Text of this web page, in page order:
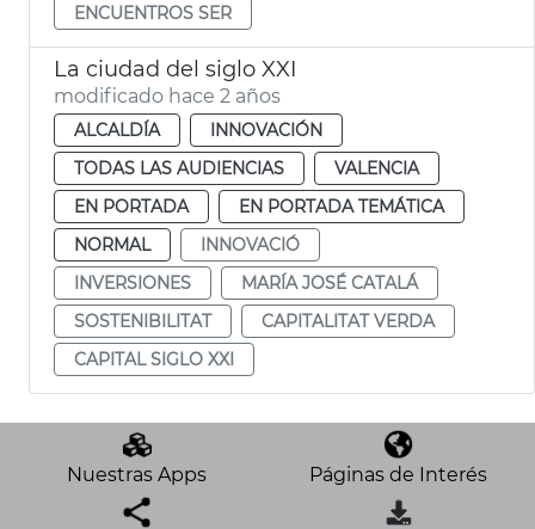
ENCUENTROS SER
La ciudad del siglo XXI
modificado hace 2 años
ALCALDÍA
INNOVACIÓN
TODAS LAS AUDIENCIAS
VALENCIA
EN PORTADA
EN PORTADA TEMÁTICA
NORMAL
INNOVACIÓ
INVERSIONES
MARÍA JOSÉ CATALÁ
SOSTENIBILITAT
CAPITALITAT VERDA
CAPITAL SIGLO XXI
Nuestras Apps Páginas de Interés